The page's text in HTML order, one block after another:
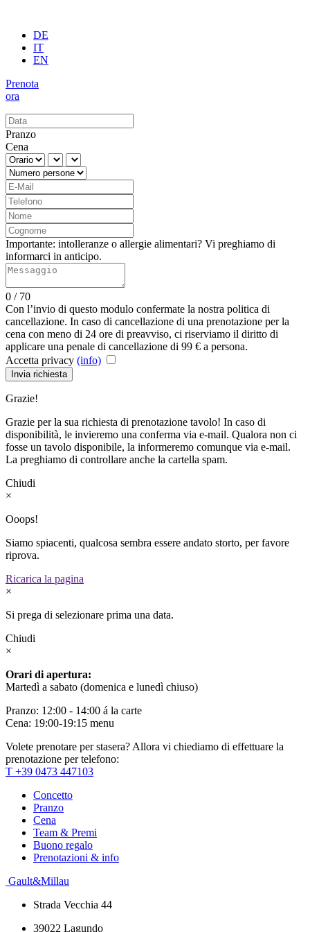
DE
IT
EN
Prenota
ora
Pranzo
Cena
Importante: intolleranze o allergie alimentari? Vi preghiamo di
informarci in anticipo.
0 / 70
Con l’invio di questo modulo confermate la nostra politica di
cancellazione. In caso di cancellazione di una prenotazione per la
cena con meno di 24 ore di preavviso, ci riserviamo il diritto di
applicare una penale di cancellazione di 99 € a persona.
Accetta privacy (info)
Invia richiesta
Grazie!
Grazie per la sua richiesta di prenotazione tavolo! In caso di
disponibilità, le invieremo una conferma via e-mail. Qualora non ci
fosse un tavolo disponibile, la informeremo comunque via e-mail.
La preghiamo di controllare anche la cartella spam.
Chiudi
×
Ooops!
Siamo spiacenti, qualcosa sembra essere andato storto, per favore
riprova.
Ricarica la pagina
×
Si prega di selezionare prima una data.
Chiudi
×
Orari di apertura:
Martedì a sabato (domenica e lunedì chiuso)
Pranzo: 12:00 - 14:00 á la carte
Cena: 19:00-19:15 menu
Volete prenotare per stasera? Allora vi chiediamo di effettuare la
prenotazione per telefono:
T +39 0473 447103
Concetto
Pranzo
Cena
Team & Premi
Buono regalo
Prenotazioni & info
Gault&Millau
Strada Vecchia 44
39022 Lagundo